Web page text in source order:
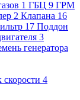
1 ГБЦ 9 ГРМ
2 Клапана 16
17 Поддон
3
генератора
скорости 4